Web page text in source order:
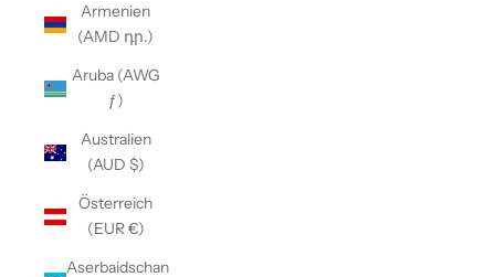
Armenien
(AMD դր.)
Aruba (AWG
ƒ)
Australien
(AUD $)
Österreich
(EUR €)
Aserbaidschan